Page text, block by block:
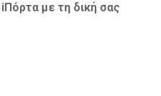
με τη δική σας